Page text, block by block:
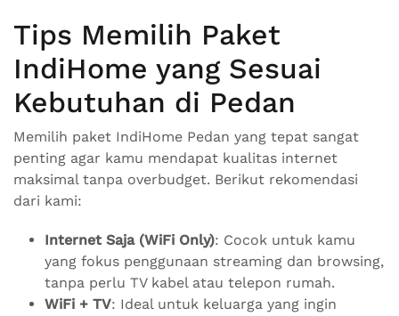
Tips Memilih Paket
IndiHome yang Sesuai
Kebutuhan di Pedan
Memilih paket IndiHome Pedan yang tepat sangat
penting agar kamu mendapat kualitas internet
maksimal tanpa overbudget. Berikut rekomendasi
dari kami:
Internet Saja (WiFi Only): Cocok untuk kamu
yang fokus penggunaan streaming dan browsing,
tanpa perlu TV kabel atau telepon rumah.
WiFi + TV: Ideal untuk keluarga yang ingin